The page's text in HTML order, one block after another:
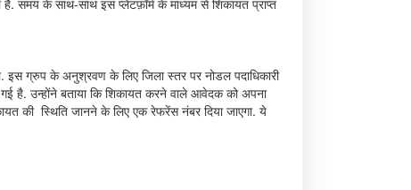
समय के साथ-साथ इस प्लेटफ़ॉर्म के माध्यम से शिकायत प्राप्त
इस ग्रुप के अनुश्रवण के लिए जिला स्तर पर नोडल पदाधिकारी
गई है. उन्होंने बताया कि शिकायत करने वाले आवेदक को अपना
की स्थिति जानने के लिए एक रेफरेंस नंबर दिया जाएगा. ये